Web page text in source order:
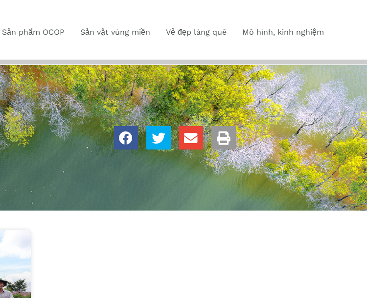
Sản phẩm OCOP Sản vật vùng miền Vẻ đẹp làng quê Mô hình, kinh nghiệm